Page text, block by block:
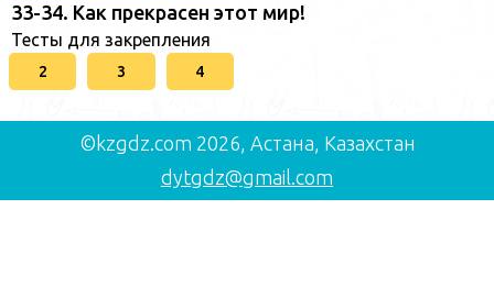
33-34. Как прекрасен этот мир!
Тесты для закрепления
2 3 4
©kzgdz.com 2026, Астана, Казахстан
dytgdz@gmail.com